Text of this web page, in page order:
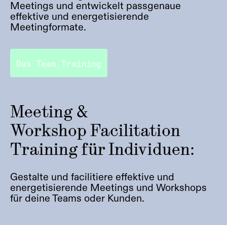
Meetings und entwickelt passgenaue
effektive und energetisierende
Meetingformate.
Das Team Training
Meeting &
Workshop Facilitation
Training für Individuen:
Gestalte und facilitiere effektive und
energetisierende Meetings und Workshops
für deine Teams oder Kunden.